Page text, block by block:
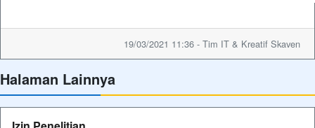
19/03/2021 11:36 - Tim IT & Kreatif Skaven
Halaman Lainnya